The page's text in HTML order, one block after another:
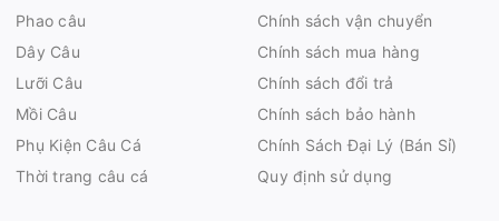
Phao câu
Dây Câu
Lưỡi Câu
Mồi Câu
Phụ Kiện Câu Cá
Thời trang câu cá
Chính sách vận chuyển
Chính sách mua hàng
Chính sách đổi trả
Chính sách bảo hành
Chính Sách Đại Lý (Bán Sỉ)
Quy định sử dụng